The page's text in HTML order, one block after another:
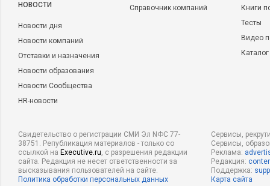
НОВОСТИ
Новости дня
Новости компаний
Отставки и назначения
Новости образования
Новости Сообщества
HR-новости
Справочник компаний
Книги
Тесты
Видео
Свидетельство о регистрации СМИ Эл NФС 77-
38751. Републикация материалов - только со
ссылкой на Executive.ru, с разрешения редакции
сайта. Редакция не несет ответственности за
высказывания пользователей на сайте.
Политика обработки персональных данных
Сервисы,
Сервисы,
Реклама:
Редакция:
Поддержка:
Карта сайта